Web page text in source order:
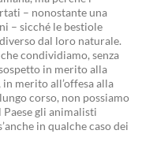
– nonostante una
– sicché le bestiole
dal loro naturale.
condividiamo, senza
in merito alla
merito all’offesa alla
corso, non possiamo
gli animalisti
in qualche caso dei